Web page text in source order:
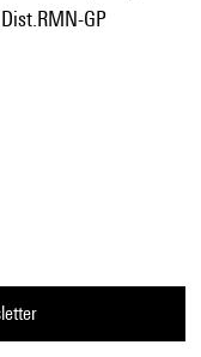
GP